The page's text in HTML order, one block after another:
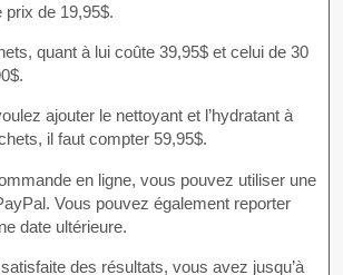
prix de 19,95$.
quant à lui coûte 39,95$ et celui de 30
ajouter le nettoyant et l’hydratant à
il faut compter 59,95$.
en ligne, vous pouvez utiliser une
Vous pouvez également reporter
date ultérieure.
des résultats, vous avez jusqu’à